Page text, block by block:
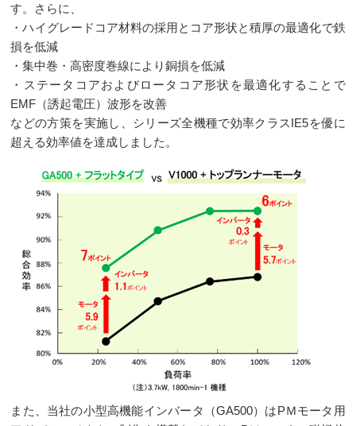
す。さらに、
・ハイグレードコア材料の採用とコア形状と積厚の最適化で鉄
損を低減
・集中巻・高密度巻線により銅損を低減
・ステータコアおよびロータコア形状を最適化することで
EMF（誘起電圧）波形を改善
などの方策を実施し、シリーズ全機種で効率クラスIE5を優に
超える効率値を達成しました。
また、当社の小型高機能インバータ（GA500）はPＭモータ用